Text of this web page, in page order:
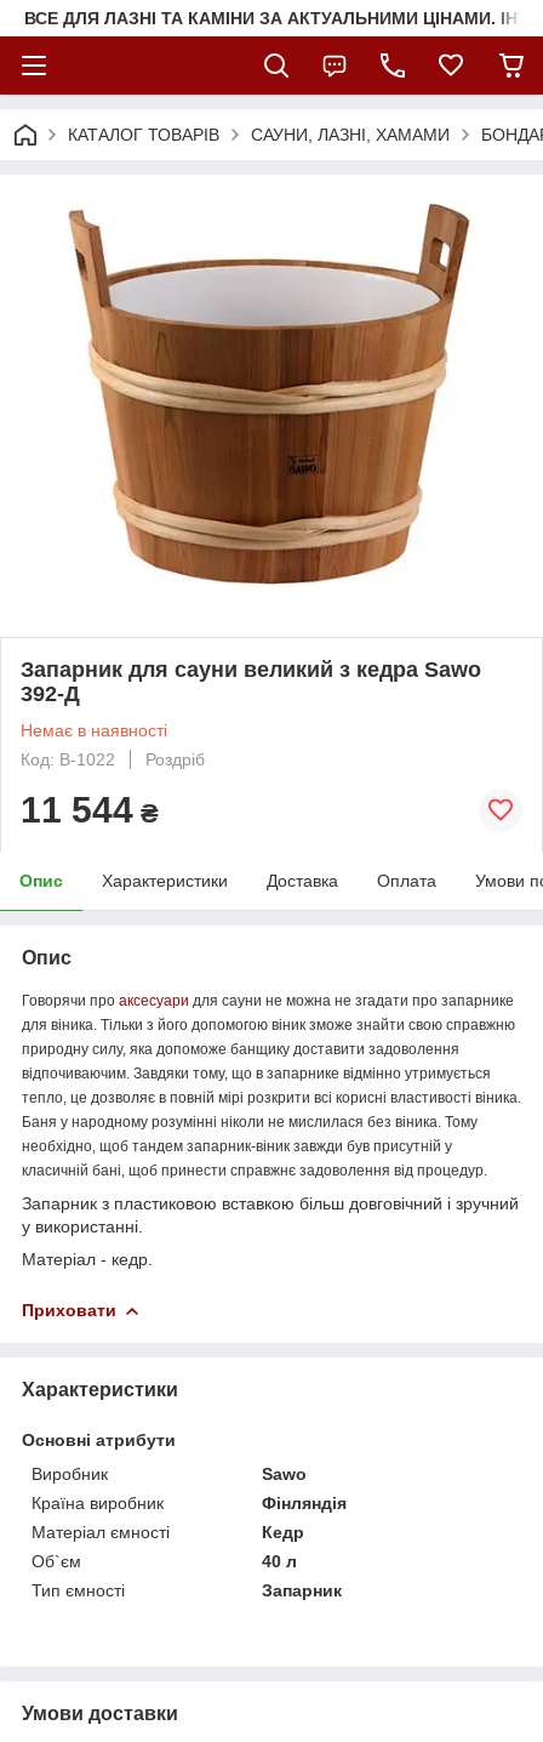
ВСЕ ДЛЯ ЛАЗНІ ТА КАМІНИ ЗА АКТУАЛЬНИМИ ЦІНАМИ.
КАТАЛОГ ТОВАРІВ САУНИ, ЛАЗНІ, ХАМАМИ
Запарник для сауни великий з кедра Sawo
392-Д
Немає в наявності
Код: В-1022
Роздріб
11 544 ₴
Опис Характеристики Доставка Оплата Умови
Опис
Говорячи про аксесуари для сауни не можна не згадати про запарнике
для віника. Тільки з його допомогою віник зможе знайти свою справжню
природну силу, яка допоможе банщику доставити задоволення
відпочиваючим. Завдяки тому, що в запарнике відмінно утримується
тепло, це дозволяє в повній мірі розкрити всі корисні властивості віника.
Баня у народному розумінні ніколи не мислилася без віника. Тому
необхідно, щоб тандем запарник-віник завжди був присутній у
класичній бані, щоб принести справжнє задоволення від процедур.
Запарник з пластиковою вставкою більш довговічний і зручний
у використанні.
Матеріал - кедр.
Приховати
Характеристики
Основні атрибути
Виробник
Sawo
Країна виробник
Фінляндія
Матеріал ємності
Кедр
Об`єм
40 л
Тип ємності
Запарник
Умови доставки